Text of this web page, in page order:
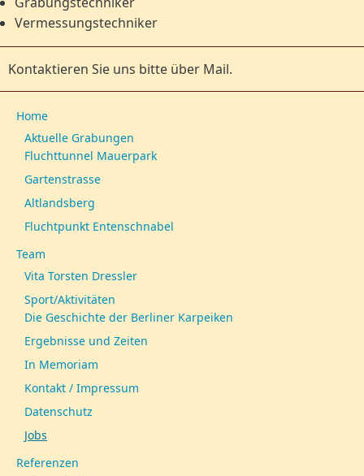
Vermessungstechniker
Kontaktieren Sie uns bitte über Mail.
Home
Aktuelle Grabungen
Fluchttunnel Mauerpark
Gartenstrasse
Altlandsberg
Fluchtpunkt Entenschnabel
Team
Vita Torsten Dressler
Sport/Aktivitäten
Die Geschichte der Berliner Karpeiken
Ergebnisse und Zeiten
In Memoriam
Kontakt / Impressum
Datenschutz
Jobs
Referenzen